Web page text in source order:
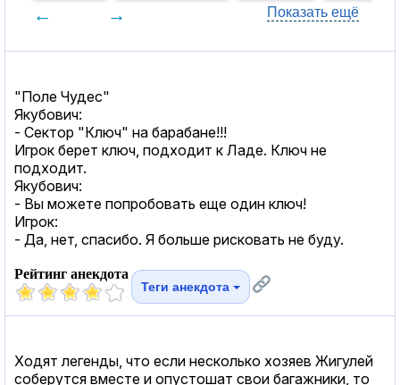
← → Показать ещё
"Поле Чудес"
Якубович:
- Сектор "Ключ" на барабане!!!
Игрок берет ключ, подходит к Ладе. Ключ не
подходит.
Якубович:
- Вы можете попробовать еще один ключ!
Игрок:
- Да, нет, спасибо. Я больше рисковать не буду.
Рейтинг анекдота
Теги анекдота
Ходят легенды, что если несколько хозяев Жигулей
соберутся вместе и опустошат свои багажники, то